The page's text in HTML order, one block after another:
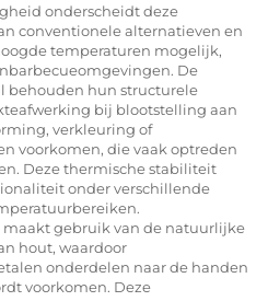
onderscheidt deze
conventionele alternatieven en
temperaturen mogelijk,
De
behouden hun structurele
bij blootstelling aan
verkleuring of
voorkomen, die vaak optreden
Deze thermische stabiliteit
onder verschillende
gebruik van de natuurlijke
hout, waardoor
onderdelen naar de handen
voorkomen. Deze